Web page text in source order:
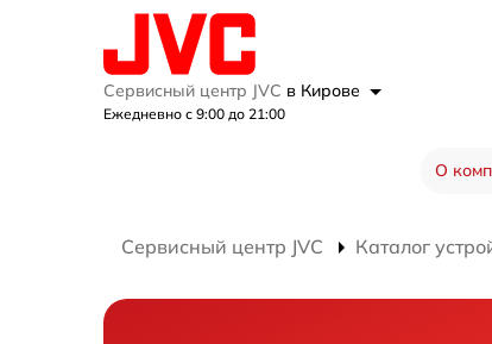
Сервисный центр JVC в Кирове
Ежедневно с 9:00 до 21:00
О
Сервисный центр JVC Каталог